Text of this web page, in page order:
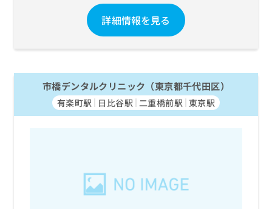
詳細情報を見る
市橋デンタルクリニック（東京都千代田区）
有楽町駅 日比谷駅 二重橋前駅 東京駅